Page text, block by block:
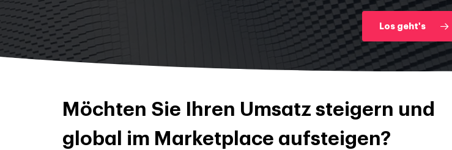
Los geht's
Möchten Sie Ihren Umsatz steigern und
global im Marketplace aufsteigen?